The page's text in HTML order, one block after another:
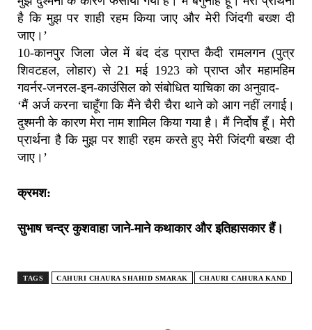
है कि मुझ पर शाही रहम किया जाए और मेरी जिंदगी बख्श दी
जाए।’
10-कानपुर जिला जेल में बंद दंड प्राप्त कैदी रामलगन (पुत्र
शिवटहल, लोहार) से 21 मई 1923 को प्राप्त और महामहिम
गवर्नर-जनरल-इन-काउंसिल को संबोधित याचिका का अनुवाद-
‘मैं अर्ज करना चाहूँगा कि मैंने चैरी चैरा थाने को आग नहीं लगाई।
दुश्मनी के कारण मेरा नाम शामिल किया गया है। मैं निर्दोष हूँ। मेरी
प्रार्थना है कि मुझ पर शाही रहम करते हुए मेरी जिंदगी बख्श दी
जाए।’
क्रमश:
सुभाष चन्द्र कुशवाहा जाने-माने कथाकार और इतिहासकार हैं।
TAGS CAHURI CHAURA SHAHID SMARAK CHAURI CAHURA KAND